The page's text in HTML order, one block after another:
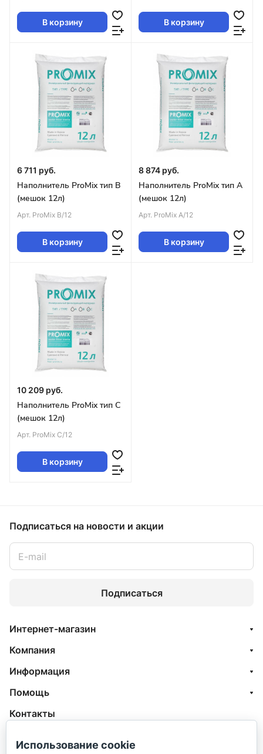
В корзину В корзину
6 711 руб.
Наполнитель ProMix тип B
(мешок 12л)
Арт. ProMix B/12
В корзину
8 874 руб.
Наполнитель ProMix тип A
(мешок 12л)
Арт. ProMix A/12
В корзину
10 209 руб.
Наполнитель ProMix тип C
(мешок 12л)
Арт. ProMix C/12
В корзину
Подписаться на новости и акции
Подписаться
Интернет-магазин
Компания
Информация
Помощь
Контакты
Использование cookie